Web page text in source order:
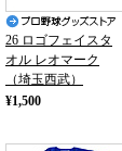
26 ロゴフェイスタ
オル レオマーク
（埼玉西武）
¥1,500